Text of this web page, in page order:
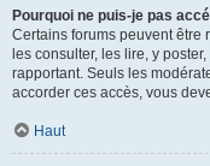
Pourquoi ne puis-je pas
Certains forums peuvent être
les consulter, les lire, y
rapportant. Seuls les
accorder ces accès, vous
Haut